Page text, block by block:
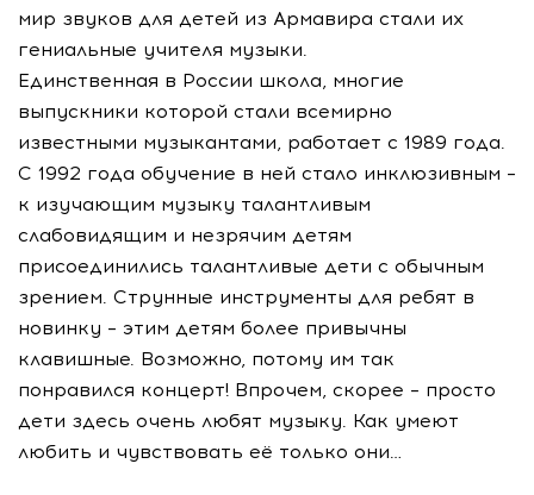
мир звуков для детей из Армавира стали их
гениальные учителя музыки.
Единственная в России школа, многие
выпускники которой стали всемирно
известными музыкантами, работает с 1989 года.
С 1992 года обучение в ней стало инклюзивным –
к изучающим музыку талантливым
слабовидящим и незрячим детям
присоединились талантливые дети с обычным
зрением. Струнные инструменты для ребят в
новинку – этим детям более привычны
клавишные. Возможно, потому им так
понравился концерт! Впрочем, скорее – просто
дети здесь очень любят музыку. Как умеют
любить и чувствовать её только они…